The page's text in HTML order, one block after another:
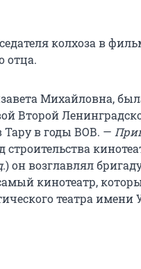
колхоза в
отца.
Михайловна,
Второй
Тару в годы ВОВ. —
строительства
) он возглавлял
кинотеатр,
театра имени